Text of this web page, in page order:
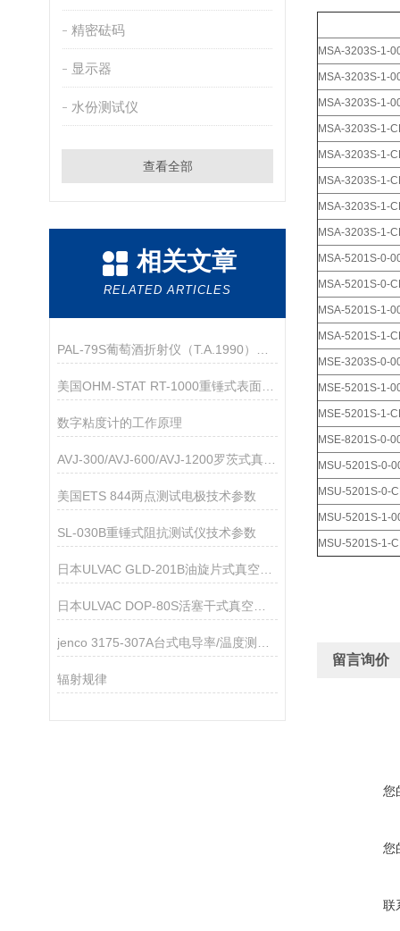
精密砝码
显示器
水份测试仪
查看全部
相关文章
RELATED ARTICLES
美国OHM-STAT RT-1000重锤式表面电阻测试仪
数字粘度计的工作原理
AVJ-300/AVJ-600/AVJ-1200罗茨式真空泵
美国ETS 844两点测试电极技术参数
SL-030B重锤式阻抗测试仪技术参数
辐射规律
MSA-3203S-1-
MSA-3203S-1-
MSA-3203S-1-
MSA-3203S-1-
MSA-3203S-1-
MSA-3203S-1-
MSA-3203S-1-
MSA-3203S-1-
MSA-5201S-0-
MSA-5201S-0-
MSA-5201S-1-
MSA-5201S-1-
MSE-3203S-0-
MSE-5201S-1-
MSE-5201S-1-
MSE-8201S-0-
MSU-5201S-0-
MSU-5201S-0-
MSU-5201S-1-
MSU-5201S-1-
留言询价
您
您
联